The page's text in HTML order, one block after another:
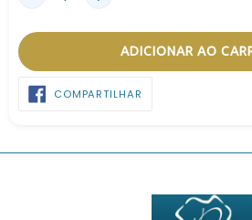
ADICIONAR AO
COMPARTILHAR